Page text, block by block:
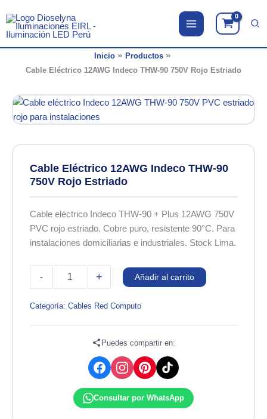
contenido
Inicio
Productos
Cable Eléctrico 12AWG Indeco THW-90 750V Rojo Estriado
Cable Eléctrico 12AWG Indeco THW-90
750V Rojo Estriado
Cable eléctrico Indeco THW-90 + Plus 12AWG 750V
PVC rojo estriado. Cobre puro, resistente 90°C. Para
instalaciones domiciliarias e industriales. Stock Lima.
-
Indeco
+ Añadir al carrito
Categoría: Cables Red Computo
Puedes compartir en:
Consultar por WhatsApp